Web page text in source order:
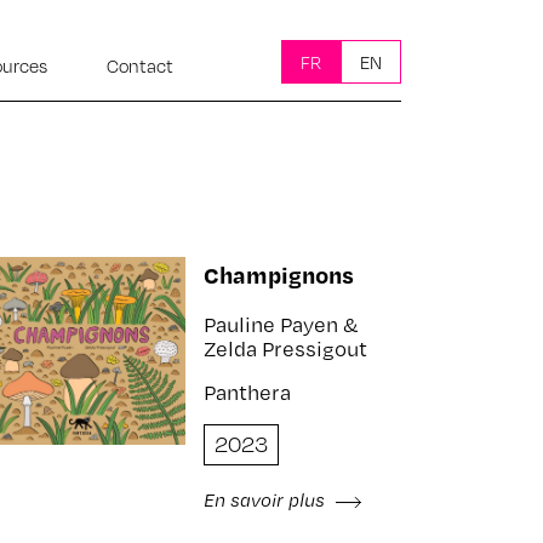
Contact FR EN
Champignons
Pauline Payen &
Zelda Pressigout
Panthera
2023
En savoir plus